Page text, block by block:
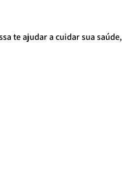
te ajudar a cuidar sua saúde,